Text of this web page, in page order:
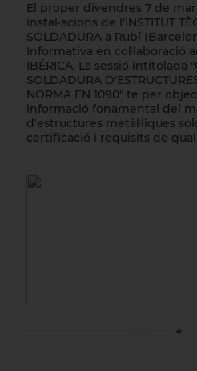
El proper divendres 7 de
instal·acions de l'INSTITUT
SOLDADURAa Rubí
Informativa en col·laboració
IBÉRICA. La sessió intitolada
SOLDADURA
NORMA EN 1090" te per
informació fonamental del
d'estructures metàl·liques
certificació i requisits de